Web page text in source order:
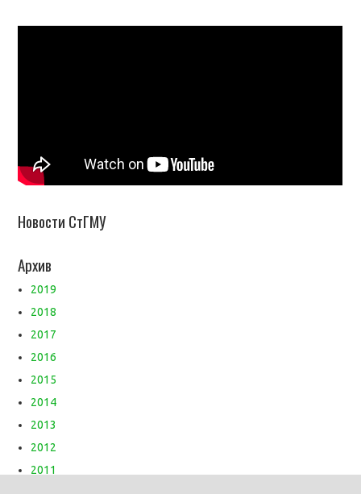
Новости СтГМУ
Архив
2019
2018
2017
2016
2015
2014
2013
2012
2011